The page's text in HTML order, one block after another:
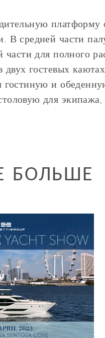
средней части
для полного
двух гостевых
гостиную и
для
БОЛЬШЕ